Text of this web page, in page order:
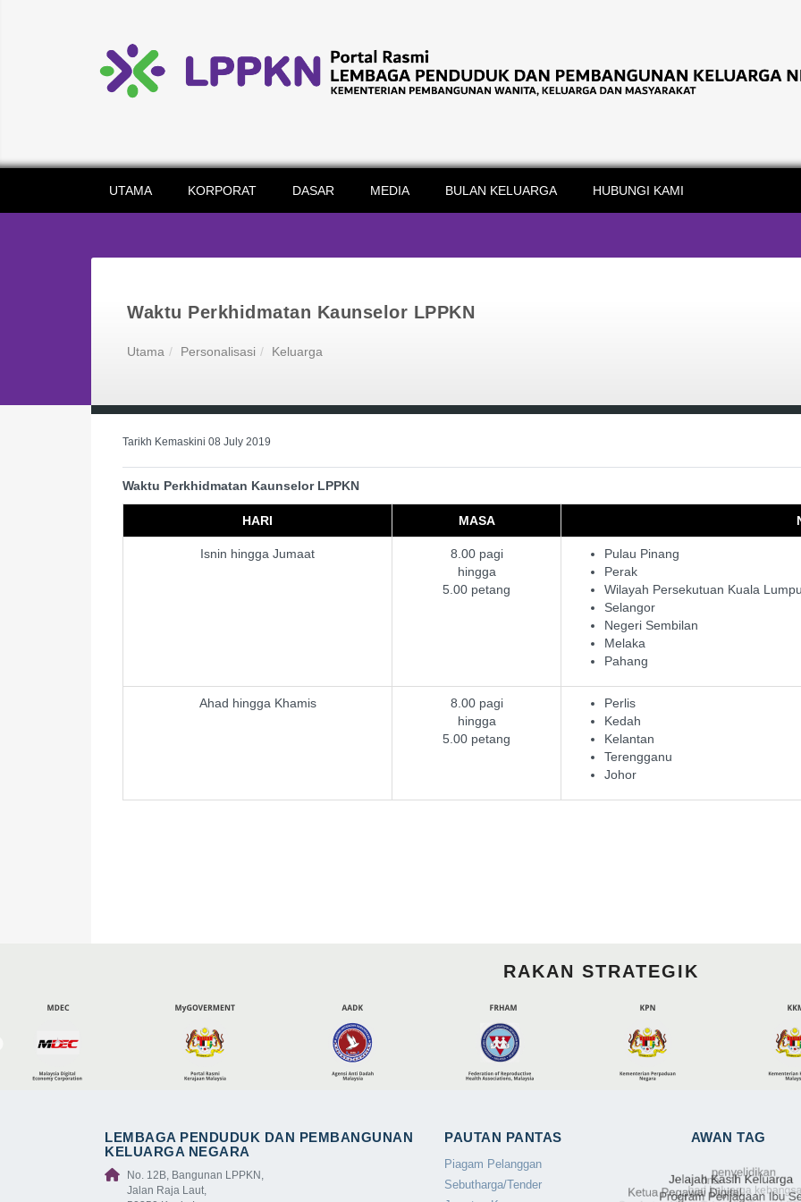
UTAMA KORPORAT DASAR MEDIA BULAN KELUARGA HUBUNGI KAMI
Waktu Perkhidmatan Kaunselor LPPKN
Utama Personalisasi Keluarga
Tarikh Kemaskini 08 July 2019
Waktu Perkhidmatan Kaunselor LPPKN
HARI MASA
Isnin hingga Jumaat
8.00 pagi
hingga
5.00 petang
Pulau Pinang
Perak
Wilayah Persekutuan Kuala
Selangor
Negeri Sembilan
Melaka
Pahang
Ahad hingga Khamis
8.00 pagi
hingga
5.00 petang
Perlis
Kedah
Kelantan
Terengganu
Johor
RAKAN STRATEGIK
LEMBAGA PENDUDUK DAN PEMBANGUNAN
KELUARGA NEGARA
No. 12B, Bangunan LPPKN,
Jalan Raja Laut,
PAUTAN PANTAS
Piagam Pelanggan
Sebutharga/Tender
AWAN TAG